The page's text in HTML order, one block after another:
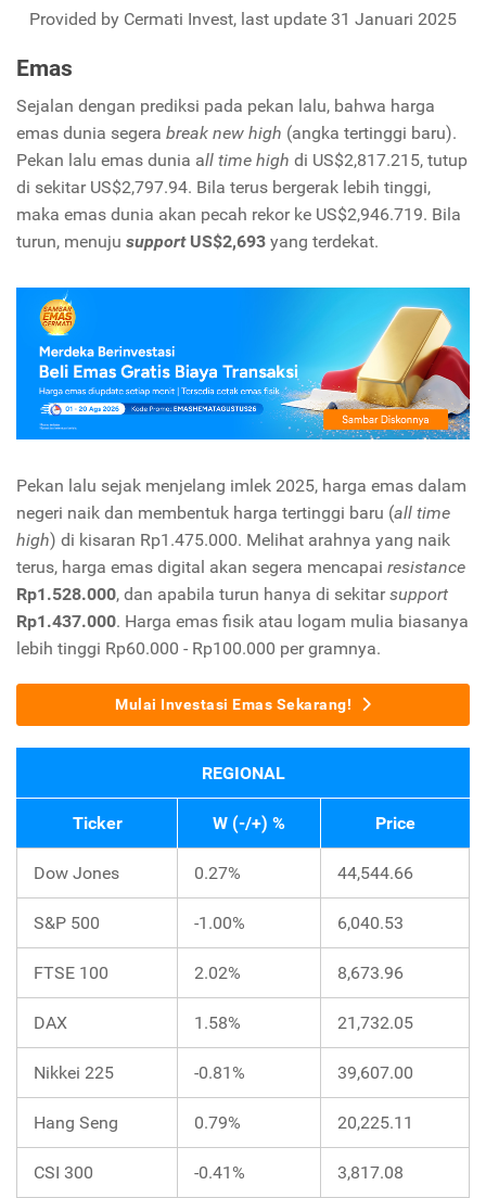
Provided by Cermati Invest, last update 31 Januari 2025
Emas
Sejalan dengan prediksi pada pekan lalu, bahwa harga
emas dunia segera break new high (angka tertinggi baru).
Pekan lalu emas dunia all time high di US$2,817.215, tutup
di sekitar US$2,797.94. Bila terus bergerak lebih tinggi,
maka emas dunia akan pecah rekor ke US$2,946.719. Bila
turun, menuju supportUS$2,693 yang terdekat.
Pekan lalu sejak menjelang imlek 2025, harga emas dalam
negeri naik dan membentuk harga tertinggi baru (all time
high) di kisaran Rp1.475.000. Melihat arahnya yang naik
terus, harga emas digital akan segera mencapai resistance
Rp1.528.000, dan apabila turun hanya di sekitarsupport
Rp1.437.000. Harga emas fisik atau logam mulia biasanya
lebih tinggi Rp60.000 - Rp100.000 per gramnya.
Mulai Investasi Emas Sekarang!
REGIONAL
Ticker W (-/+) % Price
Dow Jones 0.27% 44,544.66
S&P 500 -1.00% 6,040.53
FTSE 100 2.02% 8,673.96
DAX 1.58% 21,732.05
Nikkei 225 -0.81% 39,607.00
Hang Seng 0.79% 20,225.11
CSI 300 -0.41% 3,817.08